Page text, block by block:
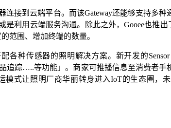
接到云端平台。而该Gateway还能够支持多
利用云端服务沟通。除此之外，Gooee也推
范围、增加终端的数量。
种传感器的照明解决方案。新开发的Sensor
踪…..等功能」。商家可推播信息至消费者
式让照明厂商华丽转身进入IoT的生态圈，